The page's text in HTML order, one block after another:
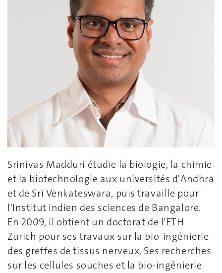
Srinivas Madduri étudie la biologie, la chimie
et la biotechnologie aux universités d'Andhra
et de Sri Venkateswara, puis travaille pour
l'Institut indien des sciences de Bangalore.
En 2009, il obtient un doctorat de l'ETH
Zurich pour ses travaux sur la bio-ingénierie
des greffes de tissus nerveux. Ses recherches
sur les cellules souches et la bio-ingénierie